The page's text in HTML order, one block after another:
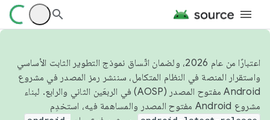
اعتبارًا من عام 2026، ولضمان اتّساق نموذج التطوير الثابت الأساسي
واستقرار المنصة في النظام المتكامل، سننشر رمز المصدر في مشروع
Android مفتوح المصدر (AOSP) في الربعَين الثاني والرابع. لبناء
مشروع Android مفتوح المصدر والمساهمة فيه، استخدِم